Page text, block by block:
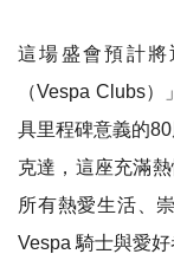
這場盛會預計將
（Vespa Clubs
具里程碑意義的
克達，這座充滿
所有熱愛生活、
Vespa 騎士與愛